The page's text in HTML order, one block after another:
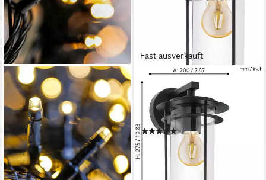
Fast ausverkauft
EGLO
Außen-Wandleuchte
VALDEO, ohne Leuchtmittel,
Eckmontage möglich
(1)
ab 42,90 € UVP54,90 €
lieferbar - in 4-5 Werktagen bei dir